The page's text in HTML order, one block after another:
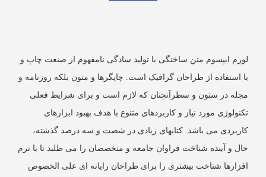
ایپسوم متن ساختگی با تولید سادگی نامفهوم از صنعت چاپ و
استفاده از طراحان گرافیک است. چاپگرها و متون بلکه روزنامه و
در ستون و سطرآنچنان که لازم است و برای شرایط فعلی
مورد نیاز و کاربردهای متنوع با هدف بهبود ابزارهای
می باشد. کتابهای زیادی در شصت و سه درصد گذشته،
و آینده شناخت فراوان جامعه و متخصصان را می طلبد تا با نرم
شناخت بیشتری را برای طراحان رایانه ای علی الخصوص